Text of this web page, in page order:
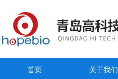
首页 关于我们